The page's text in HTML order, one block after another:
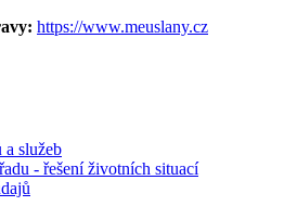
https://www.meuslany.cz
a služeb
- řešení životních situací